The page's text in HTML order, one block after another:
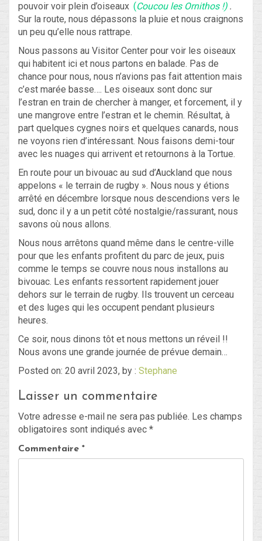
pouvoir voir plein d’oiseaux (Coucou les Ornithos !) .
Sur la route, nous dépassons la pluie et nous craignons
un peu qu’elle nous rattrape.
Nous passons au Visitor Center pour voir les oiseaux
qui habitent ici et nous partons en balade. Pas de
chance pour nous, nous n’avions pas fait attention mais
c’est marée basse…. Les oiseaux sont donc sur
l’estran en train de chercher à manger, et forcement, il y
une mangrove entre l’estran et le chemin. Résultat, à
part quelques cygnes noirs et quelques canards, nous
ne voyons rien d’intéressant. Nous faisons demi-tour
avec les nuages qui arrivent et retournons à la Tortue.
En route pour un bivouac au sud d’Auckland que nous
appelons « le terrain de rugby ». Nous nous y étions
arrêté en décembre lorsque nous descendions vers le
sud, donc il y a un petit côté nostalgie/rassurant, nous
savons où nous allons.
Nous nous arrêtons quand même dans le centre-ville
pour que les enfants profitent du parc de jeux, puis
comme le temps se couvre nous nous installons au
bivouac. Les enfants ressortent rapidement jouer
dehors sur le terrain de rugby. Ils trouvent un cerceau
et des luges qui les occupent pendant plusieurs
heures.
Ce soir, nous dinons tôt et nous mettons un réveil !!
Nous avons une grande journée de prévue demain…
Posted on: 20 avril 2023, by : Stephane
Laisser un commentaire
Votre adresse e-mail ne sera pas publiée. Les champs
obligatoires sont indiqués avec *
Commentaire *